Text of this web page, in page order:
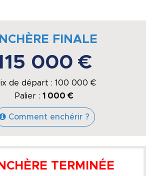
FINALE
000 €
de départ : 100 000 €
Palier : 1 000 €
Comment enchérir ?
TERMINÉE